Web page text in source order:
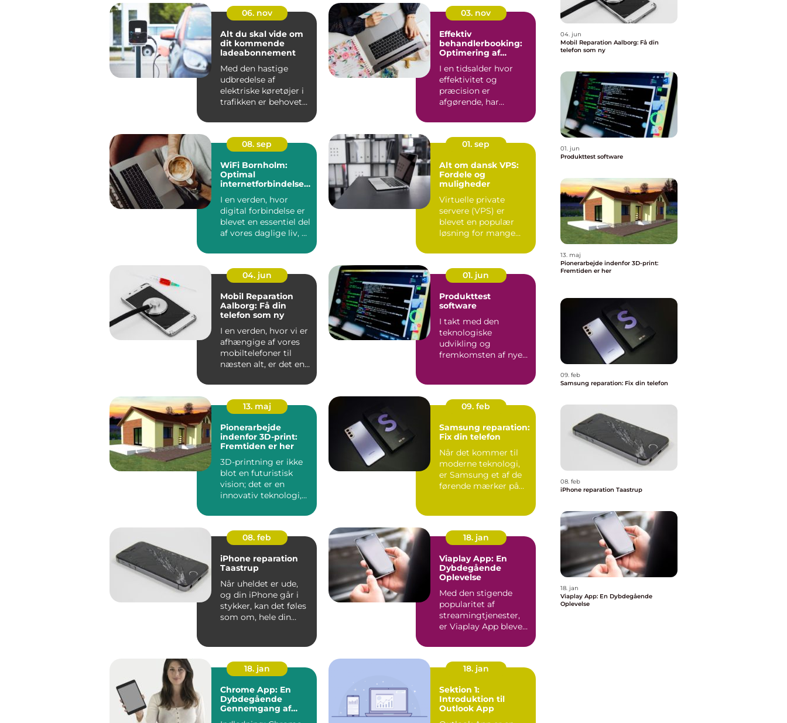
06. nov
Alt du skal vide om
dit kommende
ladeabonnement
Med den hastige
udbredelse af
elektriske køretøjer i
trafikken er behovet
03. nov
Effektiv
behandlerbooking:
Optimering af
I en tidsalder hvor
effektivitet og
præcision er
afgørende, har
taget ...
08. sep
WiFi Bornholm:
Optimal
internetforbindelse
I en verden, hvor
digital forbindelse er
blevet en essentiel del
af vores daglige liv, er
01. sep
Alt om dansk VPS:
Fordele og
muligheder
Virtuelle private
servere (VPS) er
blevet en populær
løsning for mange
04. jun
Mobil Reparation
Aalborg: Få din
telefon som ny
I en verden, hvor vi er
afhængige af vores
mobiltelefoner til
næsten alt, er det en
01. jun
Produkttest
software
I takt med den
teknologiske
udvikling og
fremkomsten af nye
13. maj
Pionerarbejde
indenfor 3D-print:
Fremtiden er her
3D-printning er ikke
blot en futuristisk
vision; det er en
innovativ teknologi,
...
09. feb
Samsung reparation:
Fix din telefon
Når det kommer til
moderne teknologi,
er Samsung et af de
førende mærker på
08. feb
iPhone reparation
Taastrup
Når uheldet er ude,
og din iPhone går i
stykker, kan det føles
som om, hele din
18. jan
Viaplay App: En
Dybdegående
Oplevelse
Med den stigende
popularitet af
streamingtjenester,
er Viaplay App blevet
platforme...
18. jan
Chrome App: En
Dybdegående
Gennemgang af
18. jan
Sektion 1:
Introduktion til
Outlook App
04. jun
Mobil Reparation Aalborg: Få din
telefon som ny
01. jun
Produkttest software
13. maj
Pionerarbejde indenfor 3D-print:
Fremtiden er her
09. feb
Samsung reparation: Fix din telefon
08. feb
iPhone reparation Taastrup
18. jan
Viaplay App: En Dybdegående
Oplevelse